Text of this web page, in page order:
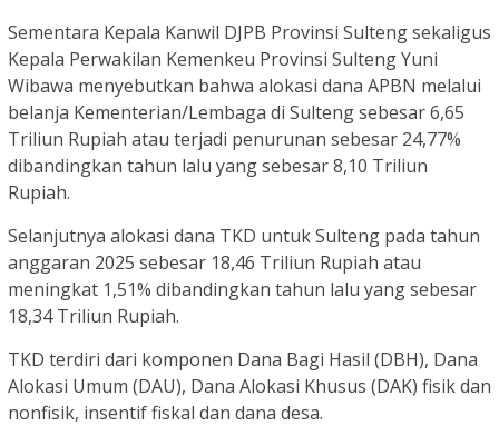
Sementara Kepala Kanwil DJPB Provinsi Sulteng sekaligus
Kepala Perwakilan Kemenkeu Provinsi Sulteng Yuni
Wibawa menyebutkan bahwa alokasi dana APBN melalui
belanja Kementerian/Lembaga di Sulteng sebesar 6,65
Triliun Rupiah atau terjadi penurunan sebesar 24,77%
dibandingkan tahun lalu yang sebesar 8,10 Triliun
Rupiah.
Selanjutnya alokasi dana TKD untuk Sulteng pada tahun
anggaran 2025 sebesar 18,46 Triliun Rupiah atau
meningkat 1,51% dibandingkan tahun lalu yang sebesar
18,34 Triliun Rupiah.
TKD terdiri dari komponen Dana Bagi Hasil (DBH), Dana
Alokasi Umum (DAU), Dana Alokasi Khusus (DAK) fisik dan
nonfisik, insentif fiskal dan dana desa.